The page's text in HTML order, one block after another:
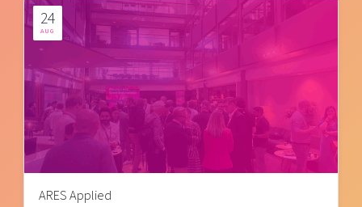
24
AUG
ARES Applied